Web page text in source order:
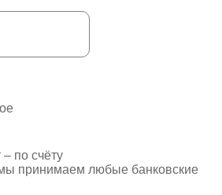
по счёту
принимаем любые банковские